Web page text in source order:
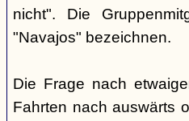
nicht". Die
"Navajos" bezeichnen.
Die Frage nach
Fahrten nach auswärts